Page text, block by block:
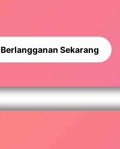
Berlangganan Sekarang